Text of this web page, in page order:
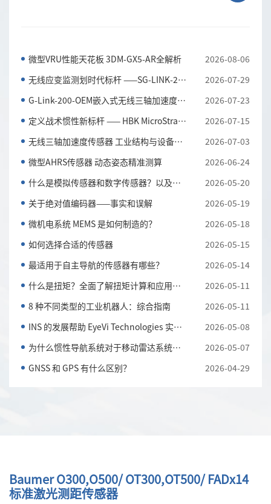
微型VRU性能天花板 3DM-GX5-AR全解析
2026-08-06
无线应变监测划时代标杆 ——SG-LINK-200三通道无线应...
2026-07-29
G-Link-200-OEM嵌入式无线三轴加速度传感器 全工况振...
2026-07-23
定义战术惯性新标杆 —— HBK MicroStrain 3DM-CV7-AH...
2026-07-15
无线三轴加速度传感器 工业结构与设备振动监测利器
2026-07-03
微型AHRS传感器 动态姿态精准测算
2026-06-24
什么是模拟传感器和数字传感器？以及它们的主要区别
2026-05-20
关于绝对值编码器——事实和误解
2026-05-19
微机电系统 MEMS 是如何制造的？
2026-05-18
如何选择合适的传感器
2026-05-15
最适用于自主导航的传感器有哪些？
2026-05-14
什么是扭矩？全面了解扭矩计算和应用知识
2026-05-11
8 种不同类型的工业机器人：综合指南
2026-05-11
INS 的发展帮助 EyeVi Technologies 实现可扩展的道路...
2026-05-08
为什么惯性导航系统对于移动雷达系统至关重要
2026-05-07
GNSS 和 GPS 有什么区别？
2026-04-29
Baumer O300,O500/ OT300,OT500/ FADx14
标准激光测距传感器